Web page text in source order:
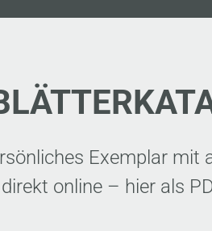
Exemplar mit
online – hier als